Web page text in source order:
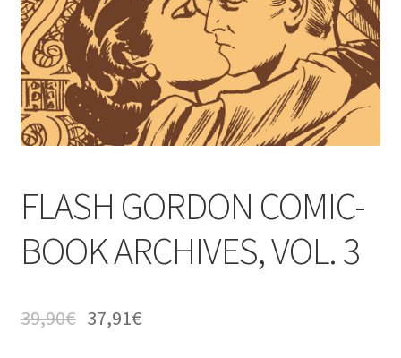
FLASH GORDON COMIC-
BOOK ARCHIVES, VOL. 3
39,90€ 37,91€